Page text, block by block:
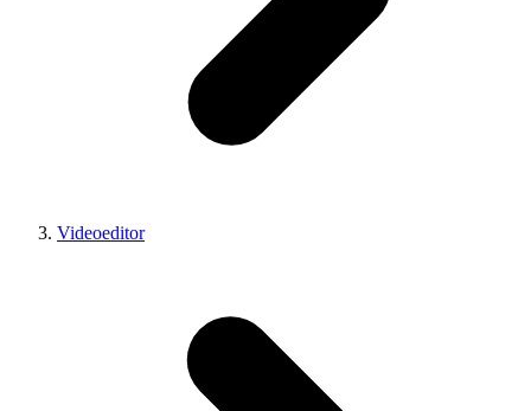
Videoeditor